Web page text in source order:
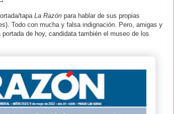
tapa La Razón para hablar de sus propias
Todo con mucha y falsa indignación. Pero, amigas y
portada de hoy, candidata también el museo de los